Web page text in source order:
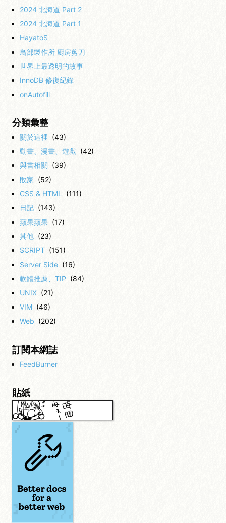
2024 北海道 Part 2
2024 北海道 Part 1
HayatoS
鳥部製作所 廚房剪刀
世界上最透明的故事
InnoDB 修復紀錄
onAutofill
分類彙整
關於這裡 (43)
動畫、漫畫、遊戲 (42)
與書相關 (39)
敗家 (52)
CSS & HTML (111)
日記 (143)
蘋果蘋果 (17)
其他 (23)
SCRIPT (151)
Server Side (16)
軟體推薦、TIP (84)
UNIX (21)
VIM (46)
Web (202)
訂閱本網誌
FeedBurner
貼紙